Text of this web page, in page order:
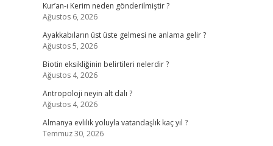
Kur’an-ı Kerim neden gönderilmiştir ?
Ağustos 6, 2026
Ayakkabıların üst üste gelmesi ne anlama gelir ?
Ağustos 5, 2026
Biotin eksikliğinin belirtileri nelerdir ?
Ağustos 4, 2026
Antropoloji neyin alt dalı ?
Ağustos 4, 2026
Almanya evlilik yoluyla vatandaşlık kaç yıl ?
Temmuz 30, 2026